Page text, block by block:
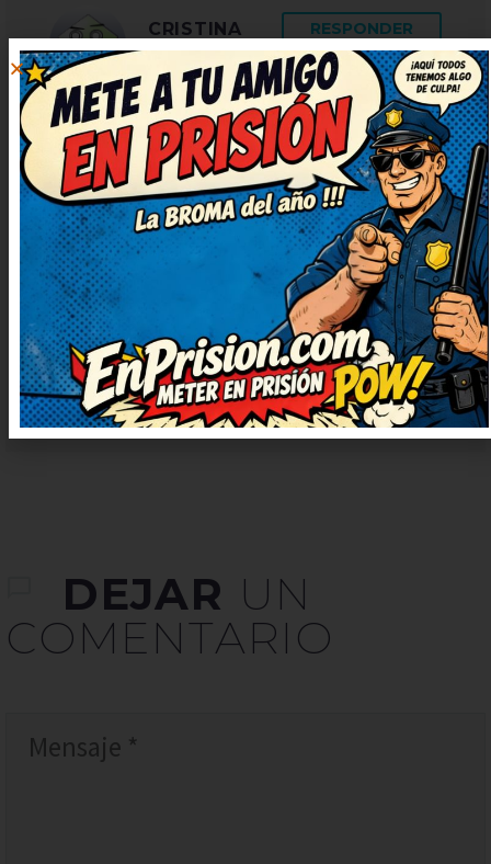
CRISTINA
VÁZQUEZ
31 julio, 2025 at
18:24
RESPONDER
De lujo este chiste, muy simpático
y fresco. Muy ingenioso y bien
escrito, ¡enhorabuena! Lo voy a
compartir con mis amigos para
que se rían también. Prometo
contarlo en casa, nos encanta reír
juntos.
DEJAR UN
COMENTARIO